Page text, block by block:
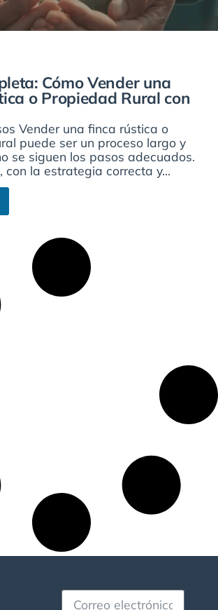
Cómo Vender una
o Propiedad Rural con
Vender una finca rústica o
puede ser un proceso largo y
se siguen los pasos adecuados.
con la estrategia correcta y...